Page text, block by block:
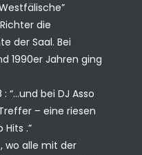
die
der Saal. Bei
1990er Jahren ging
: “…und bei DJ Asso
– eine riesen
.”
wo alle mit der